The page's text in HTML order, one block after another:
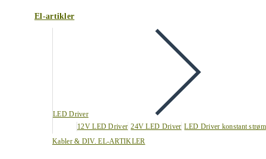
El-artikler
LED Driver
12V LED Driver 24V LED Driver LED Driver konstant strøm
Kabler & DIV. EL-ARTIKLER